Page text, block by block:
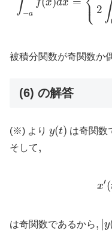
−a
f x dx ⎪
⎩ 2 ∫
被積分関数が奇関数か
(6) の解答
(※) より y(t)
(t) は奇関数
そして,,
x′(x
は奇関数であるから,, y
|